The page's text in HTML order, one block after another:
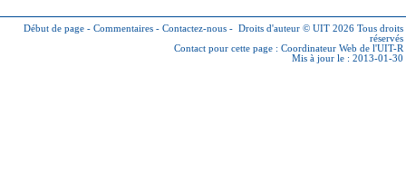
Début de page - Commentaires - Contactez-nous - Droits d'auteur © UIT 2026 Tous droits
réservés
Contact pour cette page : Coordinateur Web de l'UIT-R
Mis à jour le : 2013-01-30